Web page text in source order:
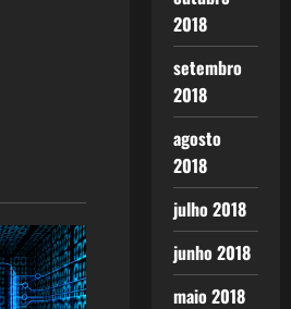
2018
setembro
2018
agosto
2018
julho 2018
junho 2018
maio 2018